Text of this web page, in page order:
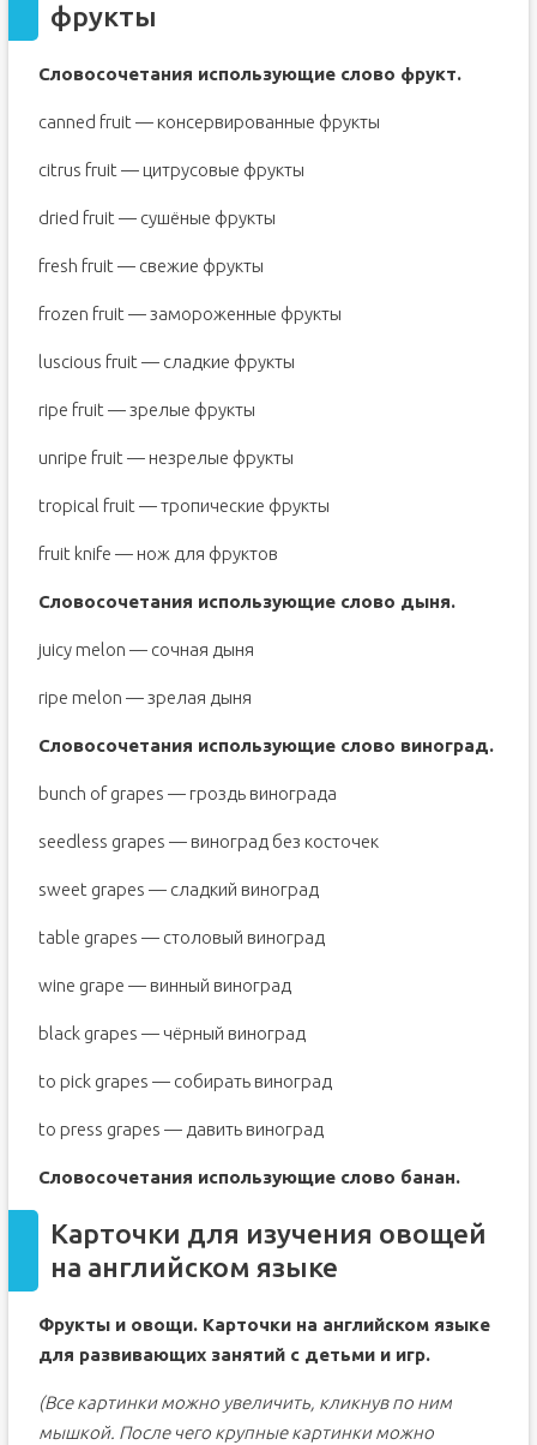
фрукты
Словосочетания использующие слово фрукт.
canned fruit — консервированные фрукты
citrus fruit — цитрусовые фрукты
dried fruit — сушёные фрукты
fresh fruit — свежие фрукты
frozen fruit — замороженные фрукты
luscious fruit — сладкие фрукты
ripe fruit — зрелые фрукты
unripe fruit — незрелые фрукты
tropical fruit — тропические фрукты
fruit knife — нож для фруктов
Словосочетания использующие слово дыня.
juicy melon — сочная дыня
ripe melon — зрелая дыня
Словосочетания использующие слово виноград.
bunch of grapes — гроздь винограда
seedless grapes — виноград без косточек
sweet grapes — сладкий виноград
table grapes — столовый виноград
wine grape — винный виноград
black grapes — чёрный виноград
to pick grapes — собирать виноград
to press grapes — давить виноград
Словосочетания использующие слово банан.
Карточки для изучения овощей
на английском языке
Фрукты и овощи. Карточки на английском языке
для развивающих занятий с детьми и игр.
(Все картинки можно увеличить, кликнув по ним
мышкой. После чего крупные картинки можно